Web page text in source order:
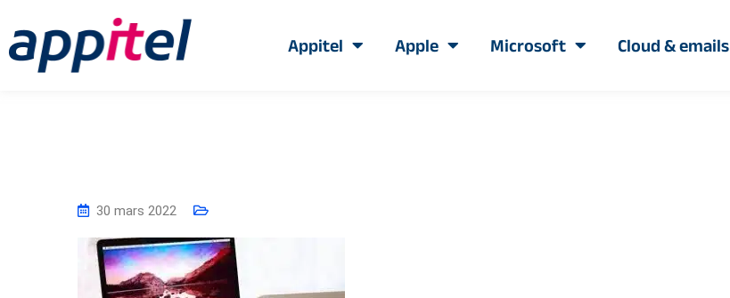
Appitel Apple Microsoft Cloud & emails
30 mars 2022